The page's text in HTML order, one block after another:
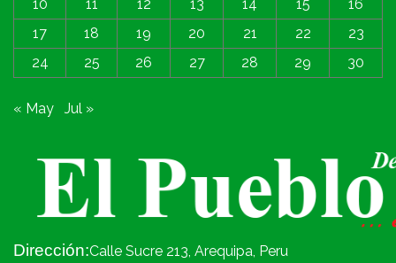
10 11 12 13 14 15
16
17
18 19 20 21 22
23
24
25 26 27 28 29 30
« May Jul »
Dirección:Calle Sucre 213, Arequipa, Peru